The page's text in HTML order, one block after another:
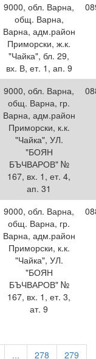
9000, обл. Варна,
общ. Варна,
Варна, адм.район
Приморски, ж.к.
"Чайка", бл. 29,
вх. В, ет. 1, ап. 9
9000, обл. Варна,
общ. Варна, гр.
Варна, адм.район
Приморски, к.к.
"Чайка", УЛ.
"БОЯН
БЪЧВАРОВ" №
167, вх. 1, ет. 4,
ап. 31
9000, обл. Варна,
общ. Варна, гр.
Варна, адм.район
Приморски, к.к.
"Чайка", УЛ.
"БОЯН
БЪЧВАРОВ" №
167, вх. 1, ет. 3,
ат. 9
... 278
279